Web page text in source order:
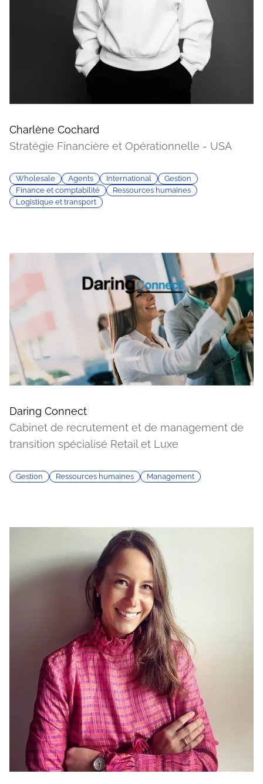
Charlène Cochard
Stratégie Financière et Opérationnelle - USA
Wholesale Agents International
Gestion
Finance et comptabilité
Ressources humaines
Logistique et transport
Daring Connect
Cabinet de recrutement et de management de
transition spécialisé Retail et Luxe
Gestion Ressources humaines Management